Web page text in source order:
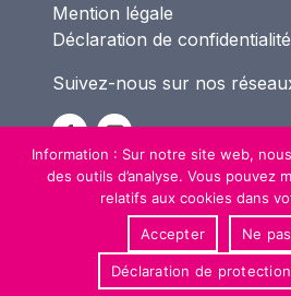
Mention légale
Déclaration de confidentialité
Suivez-nous sur nos
Information : Sur notre site web,
des outils d’analyse. Vous pouvez
relatifs aux cookies dans
Accepter Ne
Déclaration de